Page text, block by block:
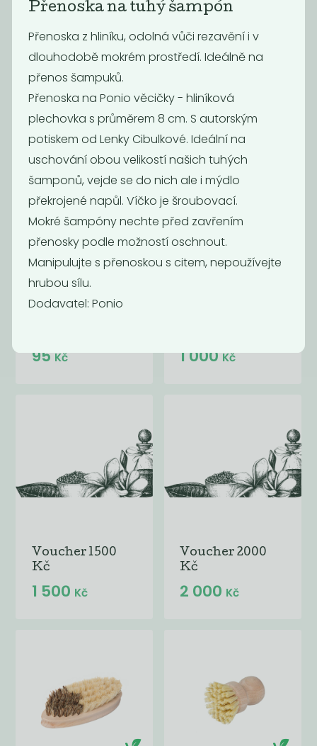
nádobí
119Kč 200Kč
Náhradní
95Kč 1 000Kč
Voucher 1500
Kč
1 500 Kč
Voucher 2000
Kč
2 000 Kč
Přenoska na tuhý šampón
Přenoska z hliníku, odolná vůči rezavění i v
dlouhodobě mokrém prostředí. Ideálně na
přenos šampuků.
Přenoska na Ponio věcičky - hliníková
plechovka s průměrem 8 cm. S autorským
potiskem od Lenky Cibulkové. Ideální na
uschování obou velikostí našich tuhých
šamponů, vejde se do nich ale i mýdlo
překrojené napůl. Víčko je šroubovací.
Mokré šampóny nechte před zavřením
přenosky podle možností oschnout.
Manipulujte s přenoskou s citem, nepoužívejte
hrubou sílu.
Dodavatel: Ponio